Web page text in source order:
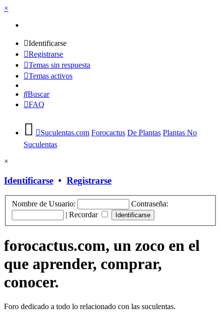
×
Identificarse
Registrarse
Temas sin respuesta
Temas activos
Buscar
FAQ
Suculentas.com Forocactus De Plantas Plantas No
Suculentas
×
Identificarse • Registrarse
Nombre de Usuario:
Contraseña:
| Recordar
forocactus.com, un zoco en el
que aprender, comprar,
conocer.
Foro dedicado a todo lo relacionado con las suculentas.